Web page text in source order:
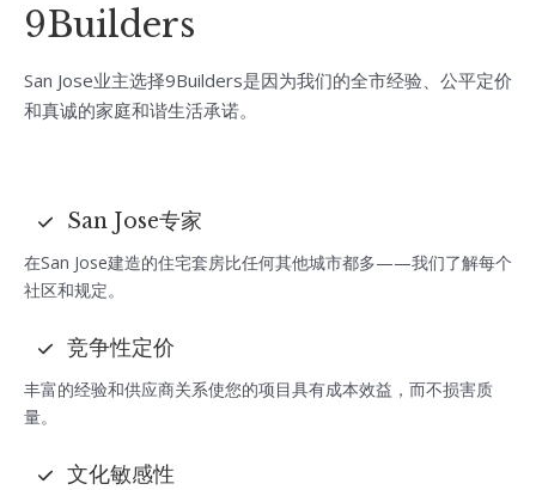
9Builders
San Jose业主选择9Builders是因为我们的全市经验、公平定价
和真诚的家庭和谐生活承诺。
San Jose专家
在San Jose建造的住宅套房比任何其他城市都多——我们了解每个
社区和规定。
竞争性定价
丰富的经验和供应商关系使您的项目具有成本效益，而不损害质
量。
文化敏感性